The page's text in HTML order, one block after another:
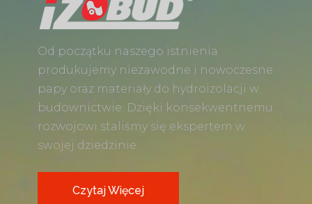
Od początku naszego istnienia
produkujemy niezawodne i nowoczesne
papy oraz materiały do hydroizolacji w
budownictwie. Dzięki konsekwentnemu
rozwojowi staliśmy się ekspertem w
swojej dziedzinie.
Czytaj Więcej